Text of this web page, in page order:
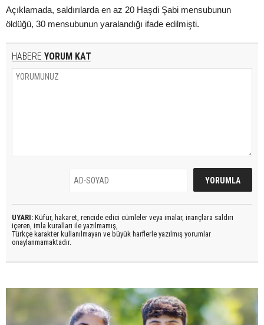
Açıklamada, saldırılarda en az 20 Haşdi Şabi mensubunun
öldüğü, 30 mensubunun yaralandığı ifade edilmişti.
HABERE YORUM KAT
UYARI: Küfür, hakaret, rencide edici cümleler veya imalar, inançlara saldırı
içeren, imla kuralları ile yazılmamış,
Türkçe karakter kullanılmayan ve büyük harflerle yazılmış yorumlar
onaylanmamaktadır.